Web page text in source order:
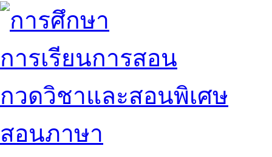
การเรียนการสอน
กวดวิชาและสอนพิเศษ
สอนภาษา